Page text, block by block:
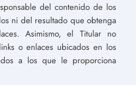
del contenido de los
ni del resultado que obtenga
Asimismo, el Titular no
o enlaces ubicados en los
a los que le proporciona